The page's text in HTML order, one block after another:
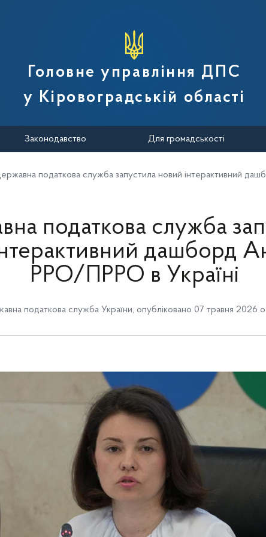
податкової служби України
Головне управління ДПС
у Кіровоградській області
Законодавство Для громадськості
податкова служба запустила новий інтерактивний
податкова служба
дашборд
РРО/ПРРО в Україні
податкова служба України, опубліковано 07 травня 2026